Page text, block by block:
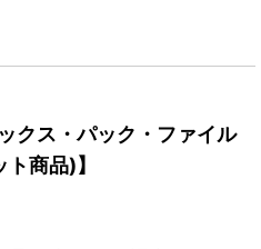
クス・パック・ファイル
商品)】